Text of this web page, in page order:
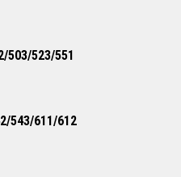
503/523/551
543/611/612